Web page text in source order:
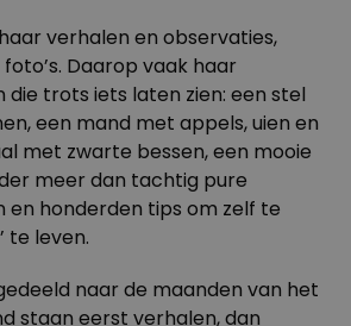
verhalen en observaties,
Daarop vaak haar
die trots iets laten zien: een stel
een mand met appels, uien en
met zwarte bessen, een mooie
meer dan tachtig pure
en honderden tips om zelf te
te leven.
naar de maanden van het
staan eerst verhalen, dan